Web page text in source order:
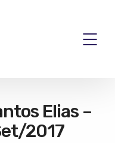
Elias –
2017